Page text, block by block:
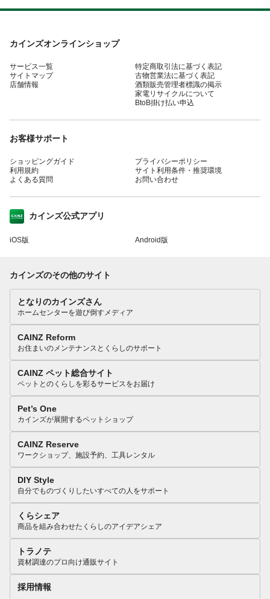
カインズオンラインショップ
サービス一覧
サイトマップ
店舗情報
特定商取引法に基づく表記
古物営業法に基づく表記
酒類販売管理者標識の掲示
家電リサイクルについて
BtoB掛け払い申込
お客様サポート
ショッピングガイド
利用規約
よくある質問
プライバシーポリシー
サイト利用条件・推奨環境
お問い合わせ
カインズ公式アプリ
iOS版 Android版
カインズのその他のサイト
となりのカインズさん
ホームセンターを遊び倒すメディア
CAINZ Reform
お住まいのメンテナンスとくらしのサポート
CAINZ ペット総合サイト
ペットとのくらしを彩るサービスをお届け
Pet’s One
カインズが展開するペットショップ
CAINZ Reserve
ワークショップ、施設予約、工具レンタル
DIY Style
自分でものづくりしたいすべての人をサポート
くらシェア
商品を組み合わせたくらしのアイデアシェア
トラノテ
資材調達のプロ向け通販サイト
採用情報